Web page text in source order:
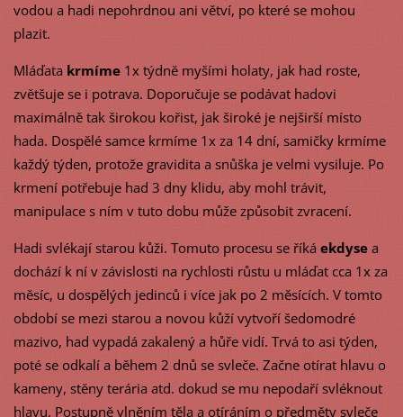
vodou a hadi nepohrdnou ani větví, po které se mohou
plazit.
Mláďata krmíme1x týdně myšími holaty, jak had roste,
zvětšuje se i potrava. Doporučuje se podávat hadovi
maximálně tak širokou kořist, jak široké je nejširší místo
hada. Dospělé samce krmíme 1x za 14 dní, samičky krmíme
každý týden, protože gravidita a snůška je velmi vysiluje. Po
krmení potřebuje had 3 dny klidu, aby mohl trávit,
manipulace s ním v tuto dobu může způsobit zvracení.
Hadi svlékají starou kůži. Tomuto procesu se říká ekdysea
dochází k ní v závislosti na rychlosti růstu u mláďat cca 1x za
měsíc, u dospělých jedinců i více jak po 2 měsících. V tomto
období se mezi starou a novou kůží vytvoří šedomodré
mazivo, had vypadá zakalený a hůře vidí. Trvá to asi týden,
poté se odkalí a během 2 dnů se svleče. Začne otírat hlavu o
kameny, stěny terária atd. dokud se mu nepodaří svléknout
hlavu. Postupně vlněním těla a otíráním o předměty svleče